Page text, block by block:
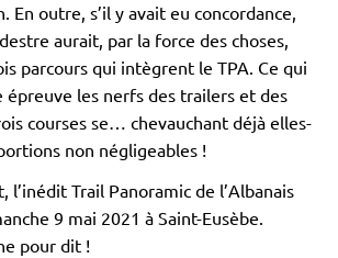
En outre, s’il y avait eu concordance,
aurait, par la force des choses,
parcours qui intègrent le TPA. Ce qui
épreuve les nerfs des trailers et des
courses se… chevauchant déjà elles-
non négligeables !
l’inédit Trail Panoramic de l’Albanais
9 mai 2021 à Saint-Eusèbe.
pour dit !